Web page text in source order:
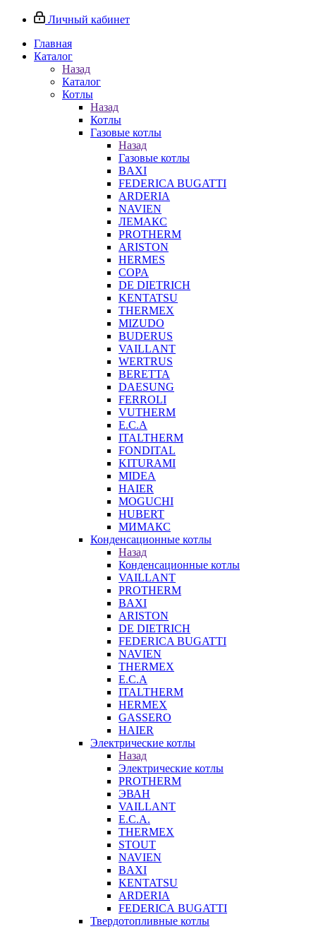
Личный кабинет
Главная
Каталог
Назад
Каталог
Котлы
Назад
Котлы
Газовые котлы
Назад
Газовые котлы
BAXI
FEDERICA BUGATTI
ARDERIA
NAVIEN
ЛЕМАКС
PROTHERM
ARISTON
HERMES
COPA
DE DIETRICH
KENTATSU
THERMEX
MIZUDO
BUDERUS
VAILLANT
WERTRUS
BERETTA
DAESUNG
FERROLI
VUTHERM
E.C.A
ITALTHERM
FONDITAL
KITURAMI
MIDEA
HAIER
MOGUCHI
HUBERT
МИМАКС
Конденсационные котлы
Назад
Конденсационные котлы
VAILLANT
PROTHERM
BAXI
ARISTON
DE DIETRICH
FEDERICA BUGATTI
NAVIEN
THERMEX
E.C.A
ITALTHERM
HERMEX
GASSERO
HAIER
Электрические котлы
Назад
Электрические котлы
PROTHERM
ЭВАН
VAILLANT
E.C.A.
THERMEX
STOUT
NAVIEN
BAXI
KENTATSU
ARDERIA
FEDERICА BUGATTI
Твердотопливные котлы